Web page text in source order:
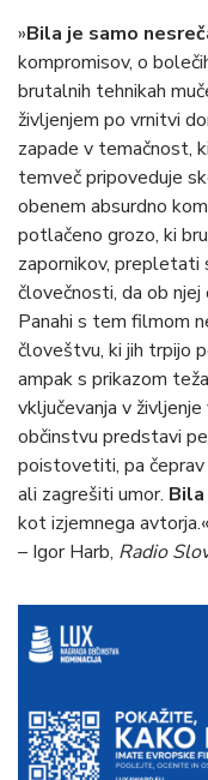
»Bila je samo
kompromisov, o
brutalnih tehnikah
življenjem po vrnitvi
zapade v temačnost,
temveč pripoveduje
obenem absurdno
potlačeno grozo, ki
zapornikov, prepletati
človečnosti, da ob
Panahi s tem filmom
človeštvu, ki jih trpijo
ampak s prikazom
vključevanja v
občinstvu predstavi
poistovetiti, pa
ali zagrešiti umor.
kot izjemnega avtorja.«
– Igor Harb, Radio